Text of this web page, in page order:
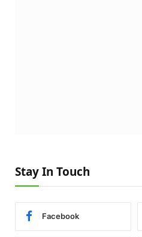
Stay In Touch
Facebook